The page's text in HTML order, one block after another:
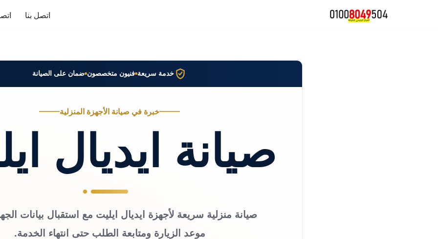
اتصل بنا
خدمة سريعة فنيون متخصصون ضمان على الصيانة
خبرة في صيانة الأجهزة المنزلية
صيانة ايديال
صيانة منزلية سريعة لأجهزة ايديال ايليت مع استقبال بيانات
موعد الزيارة ومتابعة الطلب حتى انتهاء الخدمة.